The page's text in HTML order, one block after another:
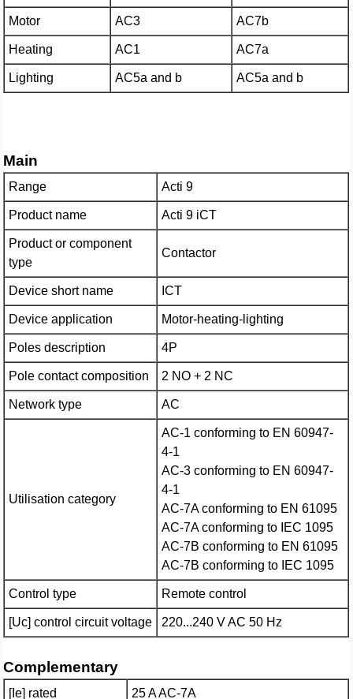
Motor AC3 AC7b
Heating AC1 AC7a
Lighting AC5a and b AC5a and b
Main
Range Acti 9
Product name Acti 9 iCT
Product or component
type
Contactor
Device short name ICT
Device application Motor-heating-lighting
Poles description 4P
Pole contact composition 2 NO + 2 NC
Network type AC
Utilisation category
AC-1 conforming to EN 60947-
4-1
AC-3 conforming to EN 60947-
4-1
AC-7A conforming to EN 61095
AC-7A conforming to IEC 1095
AC-7B conforming to EN 61095
AC-7B conforming to IEC 1095
Control type Remote control
[Uc] control circuit voltage 220...240 V AC 50 Hz
Complementary
[Ie] rated 25 A AC-7A